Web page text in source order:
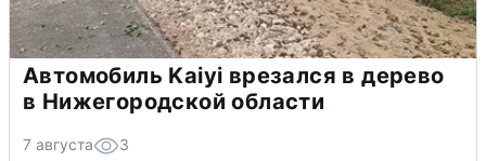
Автомобиль Kaiyi врезался в дерево
в Нижегородской области
7 августа 3